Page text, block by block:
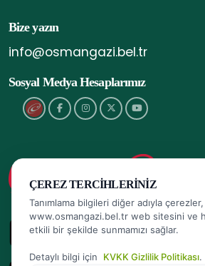
Bize yazın
info@osmangazi.bel.tr
Sosyal Medya Hesaplarımız
ÇEREZ TERCIHLERINIZ
Tanımlama bilgileri diğer adıyla çerezler,
www.osmangazi.bel.tr web sitesini ve
etkili bir şekilde sunmamızı sağlar.
Detaylı bilgi için KVKK Gizlilik Politikası.